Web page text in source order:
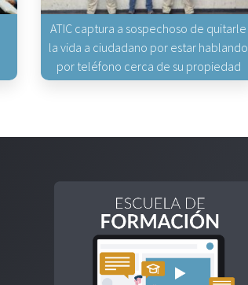
ATIC captura a sospechoso de quitarle
la vida a ciudadano por estar hablando
por teléfono cerca de su propiedad